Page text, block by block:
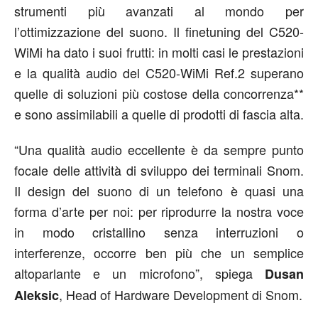
strumenti più avanzati al mondo per
l’ottimizzazione del suono. Il finetuning del C520-
WiMi ha dato i suoi frutti: in molti casi le prestazioni
e la qualità audio del C520-WiMi Ref.2 superano
quelle di soluzioni più costose della concorrenza**
e sono assimilabili a quelle di prodotti di fascia alta.
“Una qualità audio eccellente è da sempre punto
focale delle attività di sviluppo dei terminali Snom.
Il design del suono di un telefono è quasi una
forma d’arte per noi: per riprodurre la nostra voce
in modo cristallino senza interruzioni o
interferenze, occorre ben più che un semplice
altoparlante e un microfono”, spiega Dusan
Aleksic, Head of Hardware Development di Snom.